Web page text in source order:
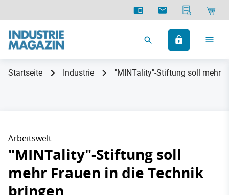
Startseite Industrie "MINTality"-Stiftung soll mehr
Arbeitswelt
"MINTality"-Stiftung soll
mehr Frauen in die Technik